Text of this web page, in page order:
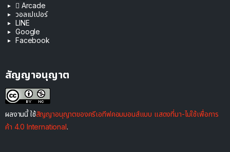
 Arcade
วอลเปเปอร์
LINE
Google
Facebook
สัญญาอนุญาต
ผลงานนี้ ใช้สัญญาอนุญาตของครีเอทีฟคอมมอนส์แบบ แสดงที่มา-ไม่ใช้เพื่อการ
ค้า 4.0 International.